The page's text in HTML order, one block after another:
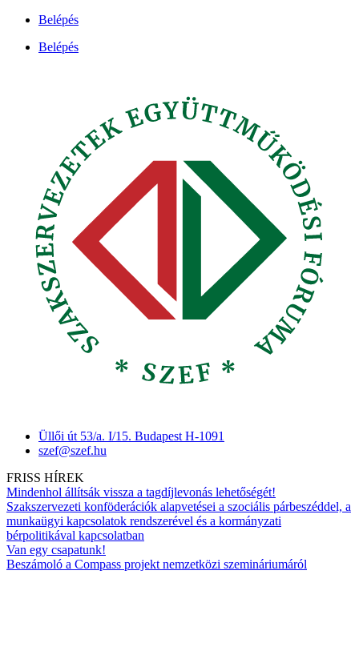
Ugrás
tartalomhoz
Belépés
Belépés
Üllői út 53/a. I/15. Budapest H-1091
szef@szef.hu
FRISS HÍREK
Mindenhol állítsák vissza a tagdíjlevonás lehetőségét!
Szakszervezeti konföderációk alapvetései a szociális párbeszéddel, a
munkaügyi kapcsolatok rendszerével és a kormányzati
bérpolitikával kapcsolatban
Van egy csapatunk!
Beszámoló a Compass projekt nemzetközi szemináriumáról